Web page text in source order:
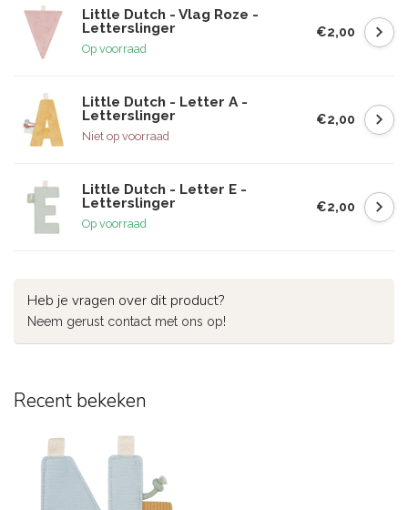
Little Dutch - Vlag Roze -
Letterslinger
Op voorraad
€2,00
Little Dutch - Letter A -
Letterslinger
Niet op voorraad
€2,00
Little Dutch - Letter E -
Letterslinger
Op voorraad
€2,00
Heb je vragen over dit product?
Neem gerust contact met ons op!
Recent bekeken